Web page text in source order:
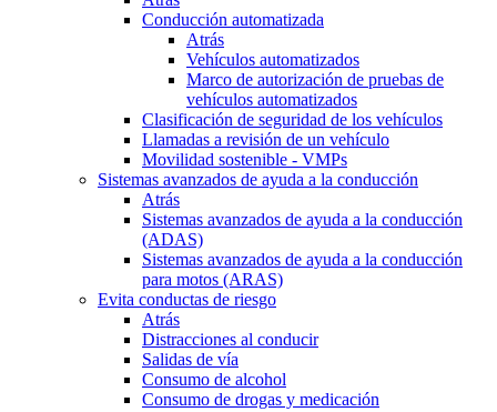
Conducción automatizada
Atrás
Vehículos automatizados
Marco de autorización de pruebas de
vehículos automatizados
Clasificación de seguridad de los vehículos
Llamadas a revisión de un vehículo
Movilidad sostenible - VMPs
Sistemas avanzados de ayuda a la conducción
Atrás
Sistemas avanzados de ayuda a la conducción
(ADAS)
Sistemas avanzados de ayuda a la conducción
para motos (ARAS)
Evita conductas de riesgo
Atrás
Distracciones al conducir
Salidas de vía
Consumo de alcohol
Consumo de drogas y medicación